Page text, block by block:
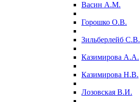
Васин А.М.
Горошко О.В.
Зильберлейб С.В.
Казимирова А.А.
Казимирова Н.В.
Лозовская В.И.